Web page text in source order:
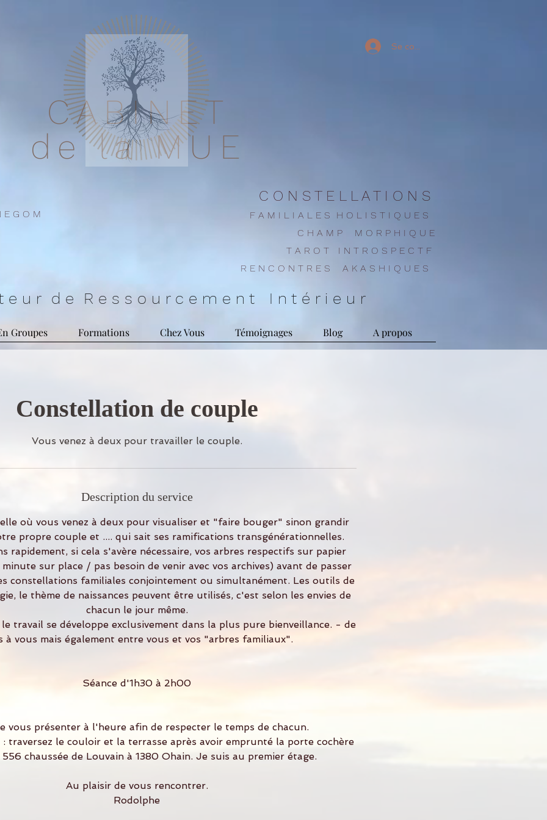
CABINET
de la MUE
Se connecter
C O N S T E L L A T I O N S
F A M I L I A L E S H O L I S T I Q U E S
C H A M P M O R P H I Q U E
T A R O T I N T R O S P E C T F
R E N C O N T R E S A K A S H I Q U E S
G O M
e u r d e R e s s o u r c e m e n t I n t é r i e u r
Groupes Formations Chez Vous Témoignages Blog A propos
Constellation de couple
Vous venez à deux pour travailler le couple.
Description du service
où vous venez à deux pour visualiser et "faire bouger" sinon grandir
propre couple et .... qui sait ses ramifications transgénérationnelles.
rapidement, si cela s'avère nécessaire, vos arbres respectifs sur papier
sur place / pas besoin de venir avec vos archives) avant de passer
constellations familiales conjointement ou simultanément. Les outils de
le thème de naissances peuvent être utilisés, c'est selon les envies de
chacun le jour même.
travail se développe exclusivement dans la plus pure bienveillance. - de
à vous mais également entre vous et vos "arbres familiaux".
Séance d'1h30 à 2h00
vous présenter à l'heure afin de respecter le temps de chacun.
traversez le couloir et la terrasse après avoir emprunté la porte cochère
chaussée de Louvain à 1380 Ohain. Je suis au premier étage.
Au plaisir de vous rencontrer.